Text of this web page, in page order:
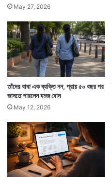
সংস্থার তরফে তাঁকে এই মসৃণ
May 27, 2026
তাঁদের বাবা এক ব্যক্তি নন, প্রায় ৫০ বছর পর
জানতে পারলেন যমজ বোন
May 12, 2026